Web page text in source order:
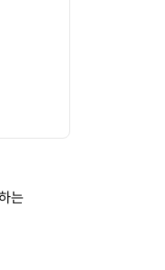
는